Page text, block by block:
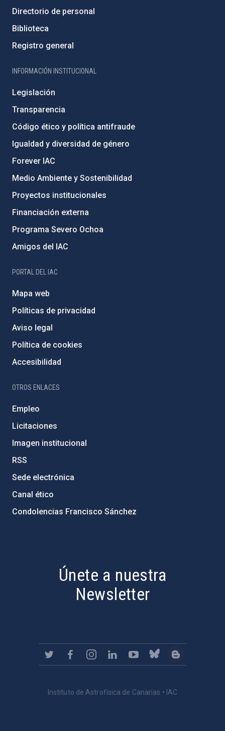
Directorio de personal
Biblioteca
Registro general
INFORMACIÓN INSTITUCIONAL
Legislación
Transparencia
Código ético y política antifraude
Igualdad y diversidad de género
Forever IAC
Medio Ambiente y Sostenibilidad
Proyectos institucionales
Financiación externa
Programa Severo Ochoa
Amigos del IAC
PORTAL DEL IAC
Mapa web
Políticas de privacidad
Aviso legal
Política de cookies
Accesibilidad
OTROS ENLACES
Empleo
Licitaciones
Imagen institucional
RSS
Sede electrónica
Canal ético
Condolencias Francisco Sánchez
Únete a nuestra
Newsletter
Instituto de Astrofísica de Canarias • IAC